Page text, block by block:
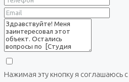
Нажимая эту кнопку я соглашаюсь с